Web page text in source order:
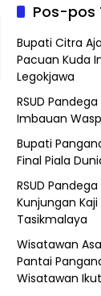
Pos-pos
Bupati Citra
Pacuan Kuda
Legokjawa
RSUD
Imbauan
Bupati
Final Piala
RSUD
Kunjungan Kaji
Tasikmalaya
Wisatawan
Pantai
Wisatawan